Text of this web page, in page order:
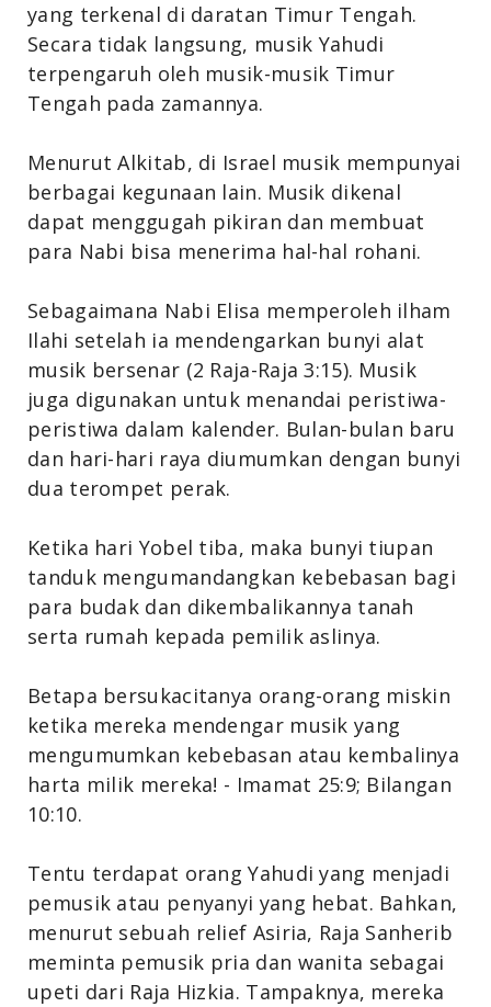
yang terkenal di daratan Timur Tengah.
Secara tidak langsung, musik Yahudi
terpengaruh oleh musik-musik Timur
Tengah pada zamannya.
Menurut Alkitab, di Israel musik mempunyai
berbagai kegunaan lain. Musik dikenal
dapat menggugah pikiran dan membuat
para Nabi bisa menerima hal-hal rohani.
Sebagaimana Nabi Elisa memperoleh ilham
Ilahi setelah ia mendengarkan bunyi alat
musik bersenar (2 Raja-Raja 3:15). Musik
juga digunakan untuk menandai peristiwa-
peristiwa dalam kalender. Bulan-bulan baru
dan hari-hari raya diumumkan dengan bunyi
dua terompet perak.
Ketika hari Yobel tiba, maka bunyi tiupan
tanduk mengumandangkan kebebasan bagi
para budak dan dikembalikannya tanah
serta rumah kepada pemilik aslinya.
Betapa bersukacitanya orang-orang miskin
ketika mereka mendengar musik yang
mengumumkan kebebasan atau kembalinya
harta milik mereka! - Imamat 25:9; Bilangan
10:10.
Tentu terdapat orang Yahudi yang menjadi
pemusik atau penyanyi yang hebat. Bahkan,
menurut sebuah relief Asiria, Raja Sanherib
meminta pemusik pria dan wanita sebagai
upeti dari Raja Hizkia. Tampaknya, mereka